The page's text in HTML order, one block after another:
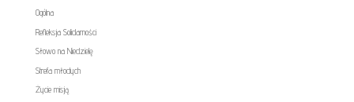
Ogólna
Refleksja Solidarności
Słowo na Niedzielę
Strefa młodych
Życie misją